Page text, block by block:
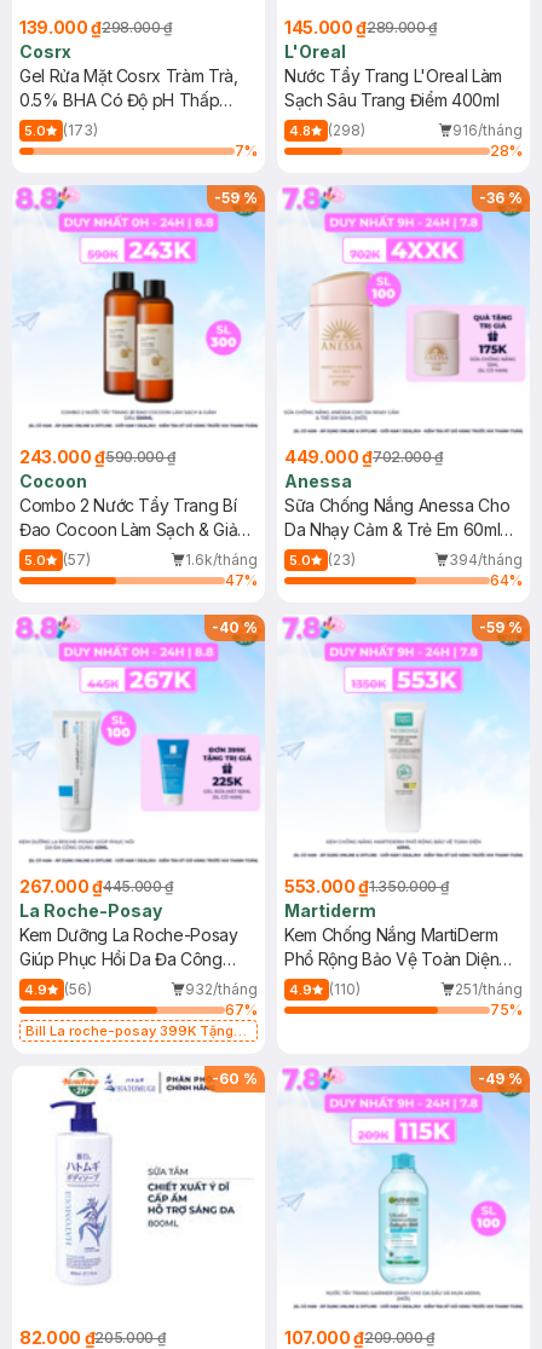
139.000 ₫298.000 ₫
Cosrx
Gel Rửa Mặt Cosrx Tràm Trà,
0.5% BHA Có Độ pH Thấp
150ml
5.0
(173)
7%
145.000 ₫289.000 ₫
L'Oreal
Nước Tẩy Trang L'Oreal Làm
Sạch Sâu Trang Điểm 400ml
4.8 (298)
916/tháng
28%
-59%
243.000 ₫590.000 ₫
Cocoon
Combo 2 Nước Tẩy Trang Bí
Đao Cocoon Làm Sạch & Giảm
Dầu 500ml
5.0 (57)
1.6k/tháng
47%
-36%
449.000 ₫702.000 ₫
Anessa
Sữa Chống Nắng Anessa Cho
Da Nhạy Cảm & Trẻ Em 60ml
(Mới)
5.0 (23)
394/tháng
64%
-40%
267.000 ₫445.000 ₫
La Roche-Posay
Kem Dưỡng La Roche-Posay
Giúp Phục Hồi Da Đa Công
Dụng 40ml
4.9 (56)
932/tháng
67%
Bill La roche-posay 399K Tặng
(SL có hạn)
-59%
553.000 ₫1.350.000 ₫
Martiderm
Kem Chống Nắng MartiDerm
Phổ Rộng Bảo Vệ Toàn Diện
40ml
4.9 (110)
251/tháng
75%
-60 %
82.000 ₫205.000 ₫
-49%
107.000 ₫209.000 ₫